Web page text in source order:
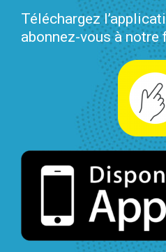
Téléchargez
abonnez-vous à notre